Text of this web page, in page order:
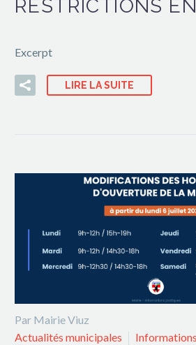
RESTRICTIONS
Excerpt
LIRE LA SUITE
Par Mairie Viuz
Actualités municipales